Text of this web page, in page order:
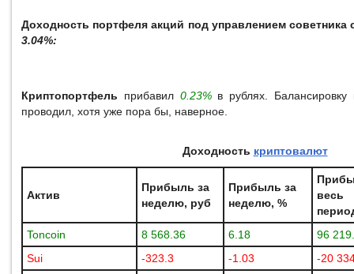
Доходность портфеля акций под управлением советника
3.04%:
Криптопортфель прибавил 0.23%в рублях. Балансировку
проводил, хотя уже пора бы, наверное.
Доходность криптовалют
Актив
Прибыль за
неделю, руб
Прибыль за
неделю, %
весь
Toncoin
8 568.36 6.18
96
Sui
-323.3 -1.03
-20